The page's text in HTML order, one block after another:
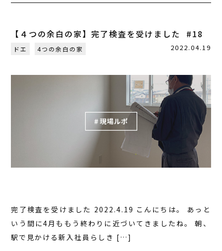
【４つの余白の家】完了検査を受けました #18
ドエ 4つの余白の家 2022.04.19
完了検査を受けました 2022.4.19 こんにちは。 あっと
いう間に4月ももう終わりに近づいてきましたね。 朝、
駅で見かける新入社員らしき […]